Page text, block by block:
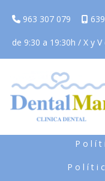
963 307 079
de 9:30 a 19:30h / X y